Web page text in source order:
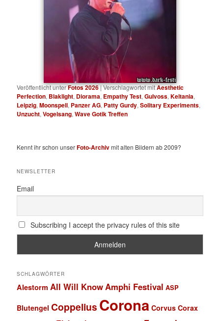
Veröffentlicht unterFotos 2026|Verschlagwortet mitAesthetic
Perfection, Blaklight, Diorama, Empathy Test,Gulvoss,Keltania,
Leipzig,Moonspell, Panzer AG, Patty Gurdy,Solitary Experiments,
Unzucht,Vogelsang,Wave Gotik Treffen
Kennt ihr schon unserFoto-Archivmit alten Bildern ab 2009?
NEWSLETTER
Email
Subscribing I accept the privacy rules of this site
SCHLAGWÖRTER
Alestorm All Will KnowAmphi Festival ASP
Blutengel Coppelius Corona Corvus Corax